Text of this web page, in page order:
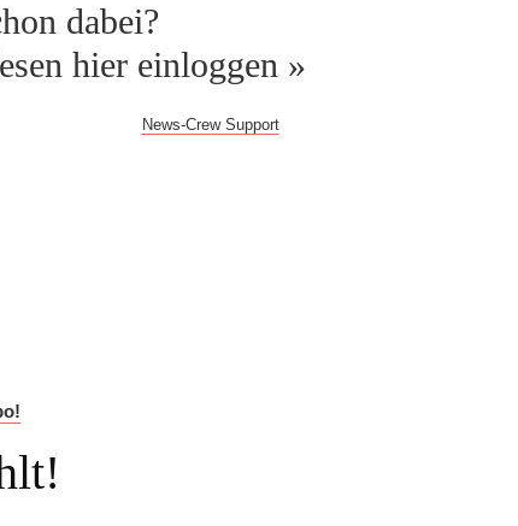
dabei?
hier einloggen »
News-Crew Supportgern weiter!